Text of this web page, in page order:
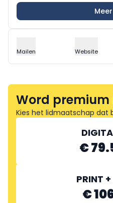
Mailen Website
Word
Kies het lidmaatschap dat
€
PRINT
€